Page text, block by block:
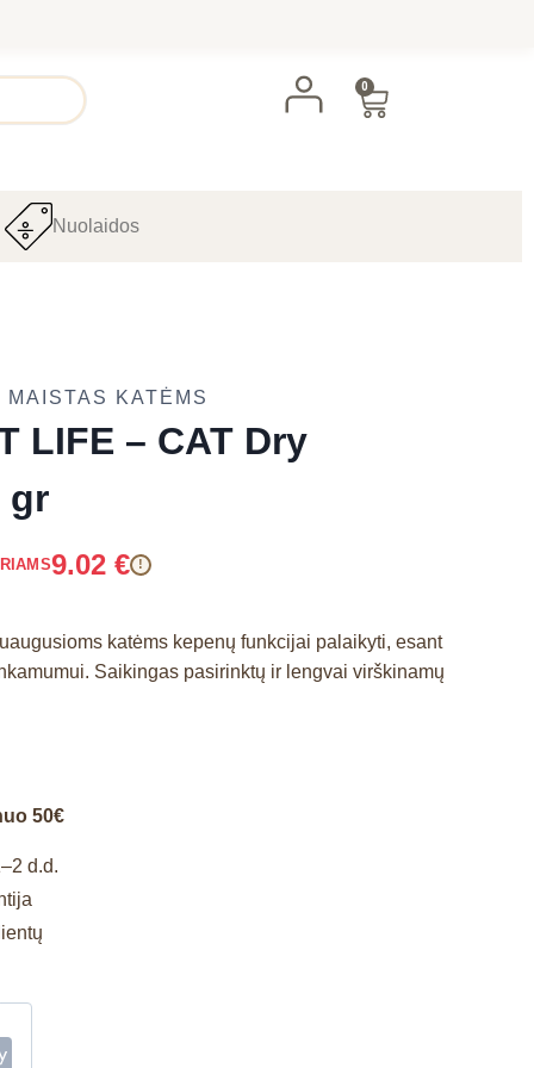
0
Nuolaidos
KATĖMS
LIFE – CAT Dry
gr
9.02 € !
katėms kepenų funkcijai palaikyti, esant
Saikingas pasirinktų ir lengvai virškinamų
50€
d.d.